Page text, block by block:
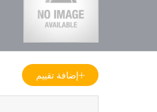
إضافة تقييم